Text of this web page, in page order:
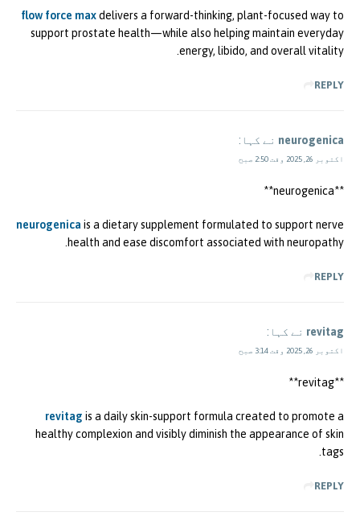
flow force maxdelivers a forward-thinking, plant-focused way to
support prostate health—while also helping maintain everyday
energy, libido, and overall vitality.
REPLY
neurogenica نے کہا:
اکتوبر 26, 2025 وقت 2:50 صبح
** neurogenica**
neurogenica is a dietary supplement formulated to support nerve
health and ease discomfort associated with neuropathy.
REPLY
revitag نے کہا:
اکتوبر 26, 2025 وقت 3:14 صبح
**revitag**
revitag is a daily skin-support formula created to promote a
healthy complexion and visibly diminish the appearance of skin
tags.
REPLY